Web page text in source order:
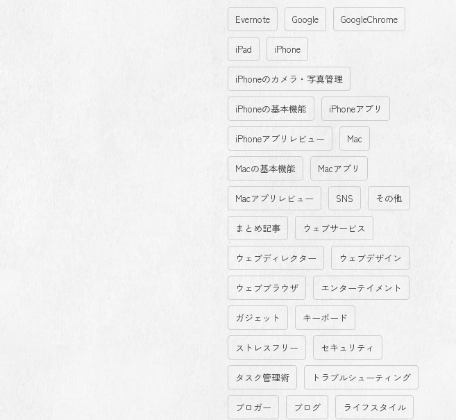
Evernote Google GoogleChrome
iPad iPhone
iPhoneのカメラ・写真管理
iPhoneの基本機能 iPhoneアプリ
iPhoneアプリレビュー Mac
Macの基本機能 Macアプリ
Macアプリレビュー SNS その他
まとめ記事 ウェブサービス
ウェブディレクター ウェブデザイン
ウェブブラウザ エンターテイメント
ガジェット キーボード
ストレスフリー セキュリティ
タスク管理術 トラブルシューティング
ブロガー ブログ ライフスタイル